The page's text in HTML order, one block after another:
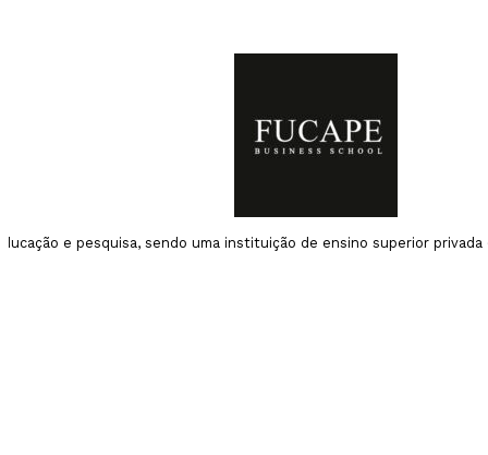
e pesquisa, sendo uma instituição de ensino superior